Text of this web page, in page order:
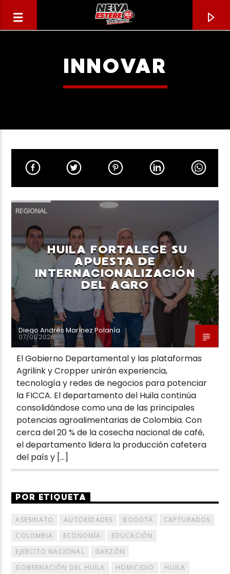
TÍTULO
Neiva Estereo
INNOVAR
REGIONAL
HUILA FORTALECE SU
APUESTA DE
INTERNACIONALIZACIÓN
DEL AGRO
Diego Andrés Marínez Polanía
07/01/2026
El Gobierno Departamental y las plataformas
Agrilink y Cropper unirán experiencia,
tecnología y redes de negocios para potenciar
la FICCA. El departamento del Huila continúa
consolidándose como una de las principales
potencias agroalimentarias de Colombia. Con
cerca del 20 % de la cosecha nacional de café,
el departamento lidera la producción cafetera
del país y […]
POR ETIQUETA
ASESINATO AUTORIDADES BOGOTÁ
CAPTURADOS
COLOMBIA
ECONOMÍA
EDUCACIÓN
EJERCITO NACIONAL
GARZÓN
GOBERNACIÓN DEL HUILA
HOMICIDIO
HUILA